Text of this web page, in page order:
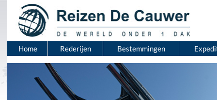
Home Rederijen Bestemmingen